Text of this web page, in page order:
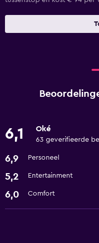
6,1 Oké
63 geverifieerde
6,9 Personeel
5,2 Entertainment
6,0 Comfort